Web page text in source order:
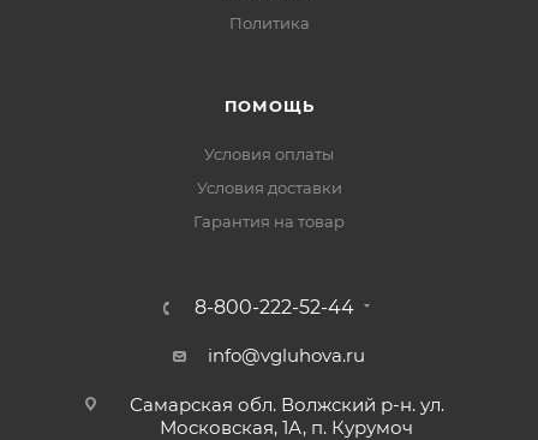
Политика
ПОМОЩЬ
Условия оплаты
Условия доставки
Гарантия на товар
8-800-222-52-44
info@vgluhova.ru
Самарская обл. Волжский р-н. ул.
Московская, 1А, п. Курумоч